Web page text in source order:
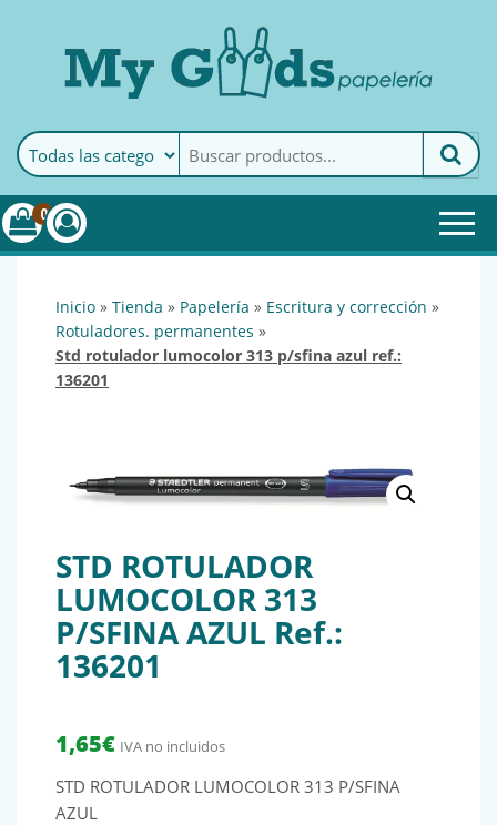
MyGoods · PapeleríaMy Goods es tu papelería
online de confianza. Podrás
encontrar todo lo necesario
0
inicio » tienda » papelería » escritura y corrección »
rotuladores. permanentes »
std rotulador lumocolor 313 p/sfina azul ref.:
136201
STD ROTULADOR
LUMOCOLOR 313
P/SFINA AZUL Ref.:
136201
1,65€ IVA no incluidos
STD ROTULADOR LUMOCOLOR 313 P/SFINA
AZUL